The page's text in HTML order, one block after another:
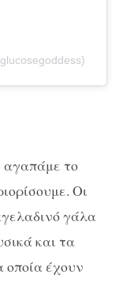
αγαπάμε το
Οι
γάλα
και τα
οποία έχουν